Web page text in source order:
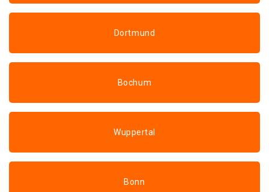
Dortmund
Bochum
Wuppertal
Bonn